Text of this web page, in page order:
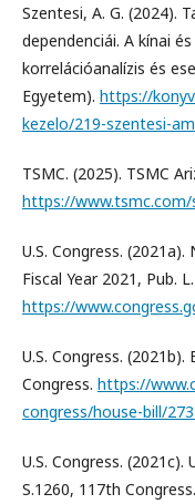
Szentesi, A. G. (2024).
dependenciái. A kínai
korrelációanalízis és
Egyetem). https://
kezelo/219-szentesi-
TSMC. (2025). TSMC
https://
U.S. Congress.
Fiscal Year 2021, Pub.
https://
U.S. Congress.
Congress. https://
congress/house-bill/
U.S. Congress.
S.1260, 117th Congress.